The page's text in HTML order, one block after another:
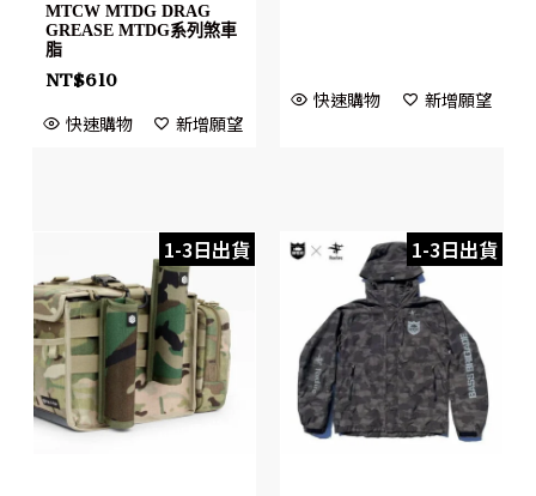
MTCW MTDG DRAG
GREASE MTDG系列煞車
脂
NT$610
快速購物 新增願望
快速購物 新增願望
1-3日出貨 1-3日出貨